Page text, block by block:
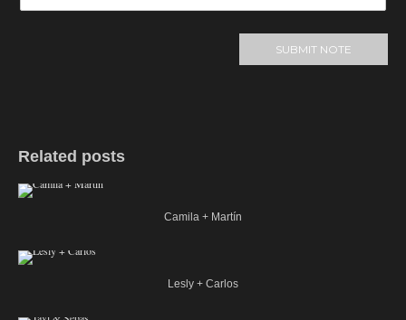
Related posts
Camila + Martín
Lesly + Carlos